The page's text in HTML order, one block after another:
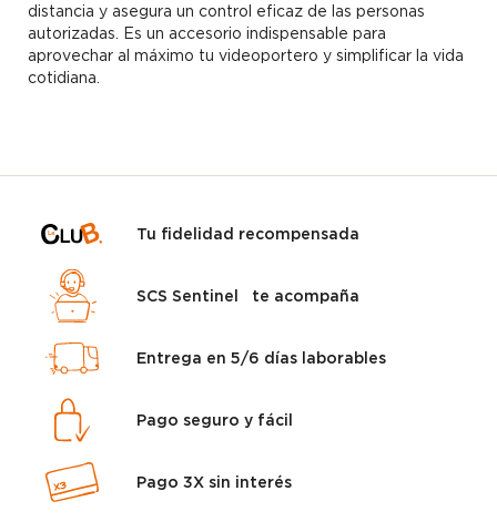
distancia y asegura un control eficaz de las personas
autorizadas. Es un accesorio indispensable para
aprovechar al máximo tu videoportero y simplificar la vida
cotidiana.
Tu fidelidad recompensada
SCS Sentinel te acompaña
Entrega en 5/6 días laborables
Pago seguro y fácil
Pago 3X sin interés